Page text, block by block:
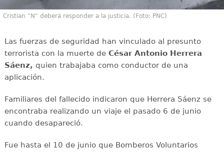
Cristian "N" deberá responder a la justicia. (Foto: PNC)
Las fuerzas de seguridad han vinculado al presunto
terrorista con la muerte de César Antonio Herrera
Sáenz, quien trabajaba como conductor de una
aplicación.
Familiares del fallecido indicaron que Herrera Sáenz se
encontraba realizando un viaje el pasado 6 de junio
cuando desapareció.
Fue hasta el 10 de junio que Bomberos Voluntarios